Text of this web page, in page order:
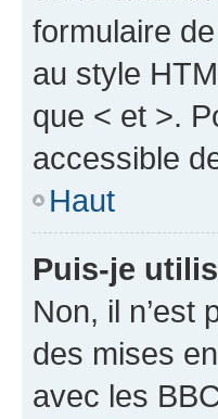
formulaire
au style
que < et >.
accessible
Haut
Puis-je
Non, il n’est
des mises
avec les